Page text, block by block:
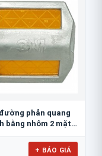
phản quang
bằng nhôm 2 mặt
+ BÁO GIÁ